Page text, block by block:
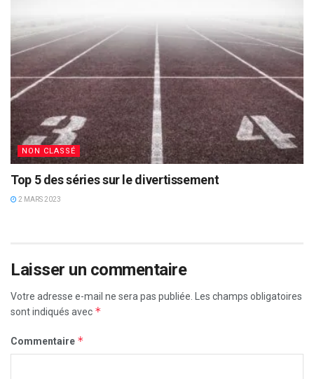
NON CLASSÉ
Top 5 des séries sur le divertissement
2 MARS 2023
Laisser un commentaire
Votre adresse e-mail ne sera pas publiée.
Les champs obligatoires
sont indiqués avec *
Commentaire *